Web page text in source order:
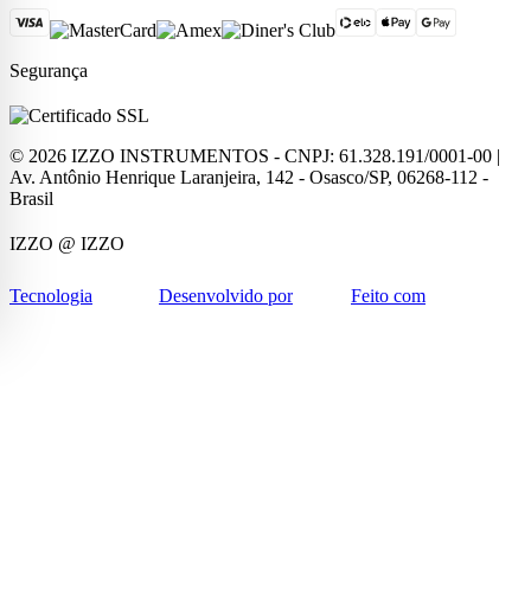
Segurança
© 2026 IZZO INSTRUMENTOS - CNPJ: 61.328.191/0001-00 |
Av. Antônio Henrique Laranjeira, 142 - Osasco/SP, 06268-112 -
Brasil
IZZO @ IZZO
Tecnologia Desenvolvido por Feito com